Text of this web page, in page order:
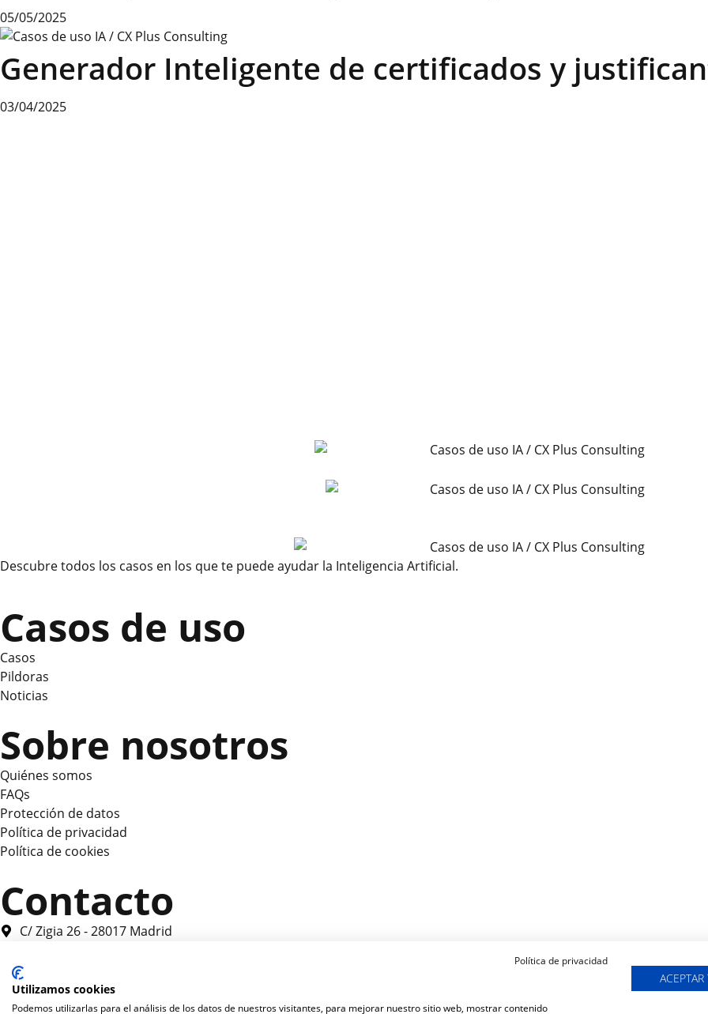
05/05/2025
Generador Inteligente de certificados y
03/04/2025
Descubre todos los casos en los que te puede ayudar la Inteligencia Artificial.
Casos de uso
Casos
Pildoras
Noticias
Sobre nosotros
Quiénes somos
FAQs
Protección de datos
Política de privacidad
Política de cookies
Contacto
C/ Zigia 26 - 28017 Madrid
2026 Fundación Innovatec HumaniA
Política de privacidad
Utilizamos cookies
Podemos utilizarlas para el análisis de los datos de nuestros visitantes, para mejorar nuestro sitio web, mostrar contenido